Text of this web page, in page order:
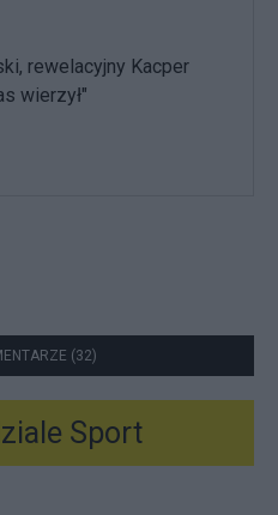
rewelacyjny Kacper
wierzył"
(32)
Sport